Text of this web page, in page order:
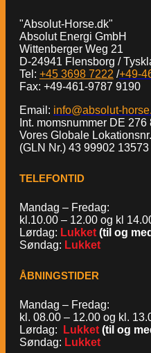
"Absolut-Horse.dk"
Absolut Energi GmbH
Wittenberger Weg 21
D-24941 Flensborg /
Tel: +45 3698 7222 /+49-
Fax: +49-461-9787 9190
Email: info@absolut-
Int. momsnummer DE 276
Vores Globale Lokationsnr.
(GLN Nr.) 43 99902 13573
TELEFONTID
Mandag – Fredag:
kl.10.00 – 12.00 og kl
Lørdag: Lukket (til og
Søndag: Lukket
ÅBNINGSTIDER
Mandag – Fredag:
kl. 08.00 – 12.00 og kl.
Lørdag:
Lukket (til og
Søndag: Lukket